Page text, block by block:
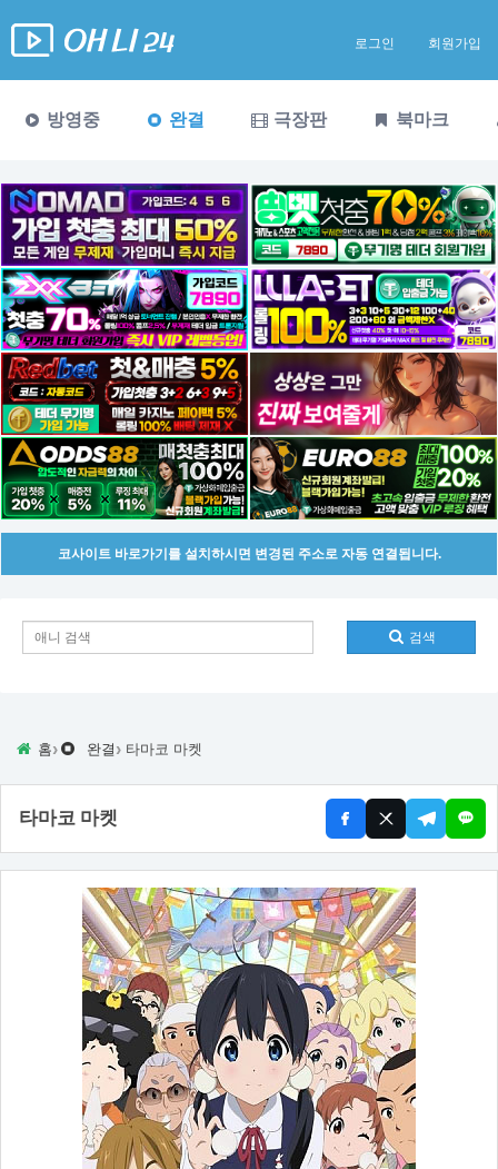
로그인 회원가입
방영중 완결 극장판 북마크
코사이트 바로가기를 설치하시면 변경된 주소로 자동 연결됩니다.
검색
홈› 완결 › 타마코 마켓
타마코 마켓